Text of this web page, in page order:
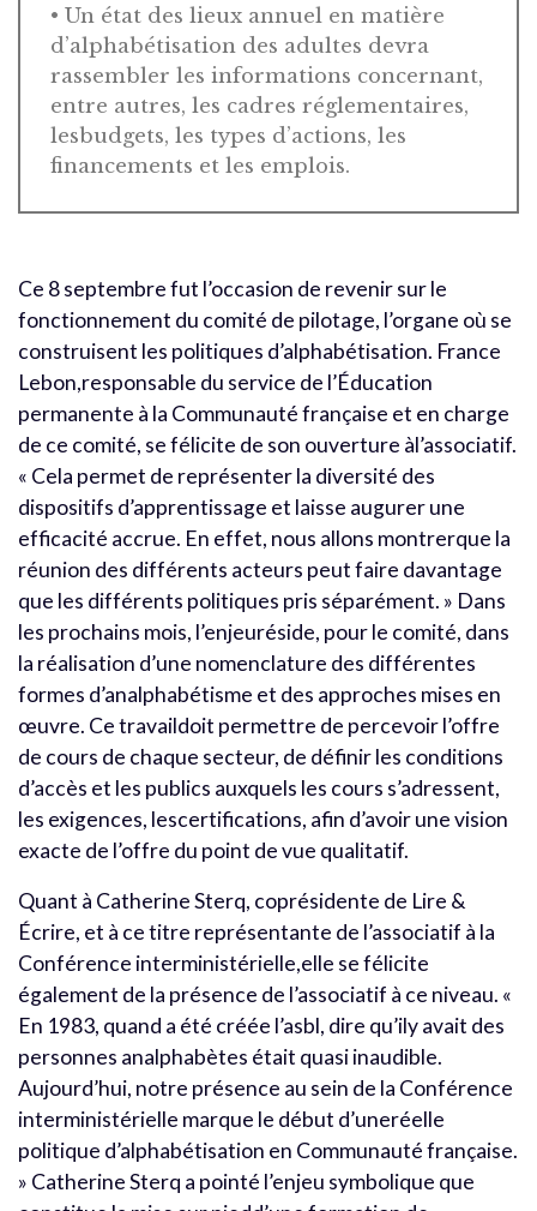
• Un état des lieux annuel en matière
d’alphabétisation des adultes devra
rassembler les informations concernant,
entre autres, les cadres réglementaires,
lesbudgets, les types d’actions, les
financements et les emplois.
Ce 8 septembre fut l’occasion de revenir sur le
fonctionnement du comité de pilotage, l’organe où se
construisent les politiques d’alphabétisation. France
Lebon,responsable du service de l’Éducation
permanente à la Communauté française et en charge
de ce comité, se félicite de son ouverture àl’associatif.
« Cela permet de représenter la diversité des
dispositifs d’apprentissage et laisse augurer une
efficacité accrue. En effet, nous allons montrerque la
réunion des différents acteurs peut faire davantage
que les différents politiques pris séparément. » Dans
les prochains mois, l’enjeuréside, pour le comité, dans
la réalisation d’une nomenclature des différentes
formes d’analphabétisme et des approches mises en
œuvre. Ce travaildoit permettre de percevoir l’offre
de cours de chaque secteur, de définir les conditions
d’accès et les publics auxquels les cours s’adressent,
les exigences, lescertifications, afin d’avoir une vision
exacte de l’offre du point de vue qualitatif.
Quant à Catherine Sterq, coprésidente de Lire &
Écrire, et à ce titre représentante de l’associatif à la
Conférence interministérielle,elle se félicite
également de la présence de l’associatif à ce niveau. «
En 1983, quand a été créée l’asbl, dire qu’ily avait des
personnes analphabètes était quasi inaudible.
Aujourd’hui, notre présence au sein de la Conférence
interministérielle marque le début d’uneréelle
politique d’alphabétisation en Communauté française.
» Catherine Sterq a pointé l’enjeu symbolique que